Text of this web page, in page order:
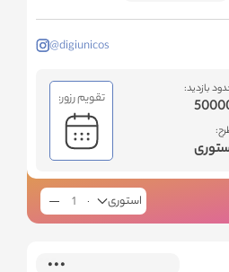
@digiunicos
بازدید: تقویم رزور:
استوری